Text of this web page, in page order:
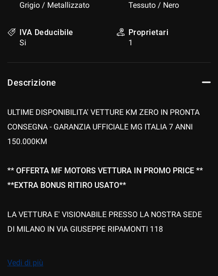
Grigio / Metallizzato
Tessuto / Nero
IVA Deducibile
Si
Proprietari
1
Descrizione
ULTIME DISPONIBILITA' VETTURE KM ZERO IN PRONTA
CONSEGNA - GARANZIA UFFICIALE MG ITALIA 7 ANNI
150.000KM
** OFFERTA MF MOTORS VETTURA IN PROMO PRICE **
**EXTRA BONUS RITIRO USATO**
LA VETTURA E' VISIONABILE PRESSO LA NOSTRA SEDE
DI MILANO IN VIA GIUSEPPE RIPAMONTI 118
PER INFORMAZIONI, APPUNTAMENTO E PRENOTAZIONE,
Vedi di più